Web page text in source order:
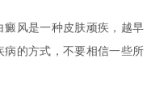
癜风是一种皮肤顽疾，越早
的方式，不要相信一些所